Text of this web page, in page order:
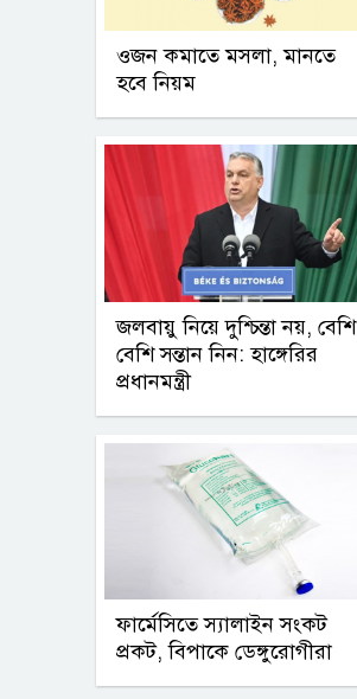
ওজন কমাতে মসলা, মানতে
হবে নিয়ম
জলবায়ু নিয়ে দুশ্চিন্তা নয়, বেশি
বেশি সন্তান নিন: হাঙ্গেরির
প্রধানমন্ত্রী
ফার্মেসিতে স্যালাইন সংকট
প্রকট, বিপাকে ডেঙ্গুরোগীরা